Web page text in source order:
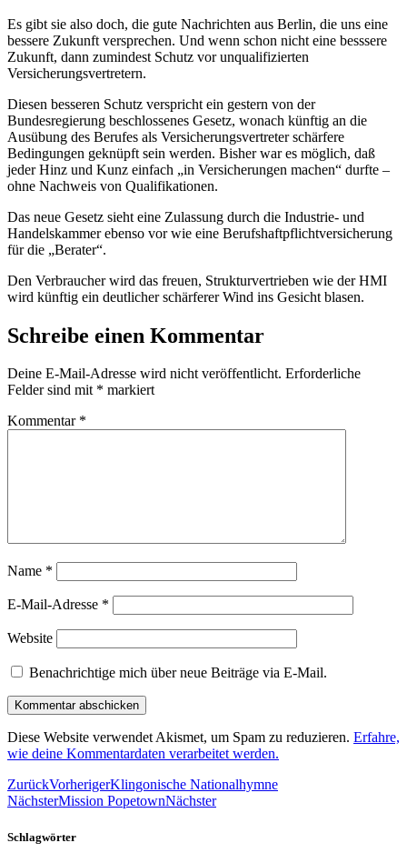
Es gibt sie also doch, die gute Nachrichten aus Berlin, die uns eine
bessere Zukunft versprechen. Und wenn schon nicht eine besssere
Zukunft, dann zumindest Schutz vor unqualifizierten
Versicherungsvertretern.
Diesen besseren Schutz verspricht ein gestern von der
Bundesregierung beschlossenes Gesetz, wonach künftig an die
Ausübung des Berufes als Versicherungsvertreter schärfere
Bedingungen geknüpft sein werden. Bisher war es möglich, daß
jeder Hinz und Kunz einfach „in Versicherungen machen“ durfte –
ohne Nachweis von Qualifikationen.
Das neue Gesetz sieht eine Zulassung durch die Industrie- und
Handelskammer ebenso vor wie eine Berufshaftpflichtversicherung
für die „Berater“.
Den Verbraucher wird das freuen, Strukturvertrieben wie der HMI
wird künftig ein deutlicher schärferer Wind ins Gesicht blasen.
Schreibe einen Kommentar
Deine E-Mail-Adresse wird nicht veröffentlicht. Erforderliche
Felder sind mit * markiert
Kommentar *
Name *
E-Mail-Adresse *
Website
Benachrichtige mich über neue Beiträge via E-Mail.
Diese Website verwendet Akismet, um Spam zu reduzieren. Erfahre,
wie deine Kommentardaten verarbeitet werden.
ZurückVorherigerKlingonische Nationalhymne
NächsterMission PopetownNächster
Schlagwörter